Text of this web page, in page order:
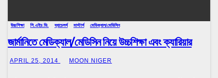
উচ্চশিক্ষা পি.এইচ.ডি. ব্যাচেলর্স মাস্টার্স মেডিক্যাল/মেডিসিন
জার্মানিতে মেডিক্যাল/মেডিসিন নিয়ে উচ্চশিক্ষা এবং ক্যারিয়ার
APRIL 25, 2014 MOON NIGER